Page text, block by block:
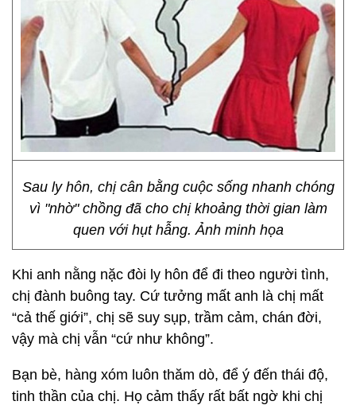
Sau ly hôn, chị cân bằng cuộc sống nhanh chóng
vì "nhờ" chồng đã cho chị khoảng thời gian làm
quen với hụt hẫng. Ảnh minh họa
Khi anh nằng nặc đòi ly hôn để đi theo người tình,
chị đành buông tay. Cứ tưởng mất anh là chị mất
“cả thế giới”, chị sẽ suy sụp, trầm cảm, chán đời,
vậy mà chị vẫn “cứ như không”.
Bạn bè, hàng xóm luôn thăm dò, để ý đến thái độ,
tinh thần của chị. Họ cảm thấy rất bất ngờ khi chị